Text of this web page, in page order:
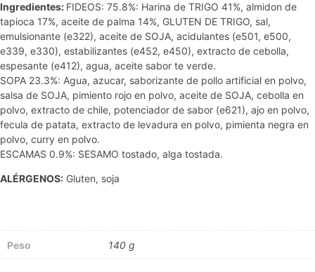
Ingredientes: FIDEOS: 75.8%: Harina de TRIGO 41%, almidon de
tapioca 17%, aceite de palma 14%, GLUTEN DE TRIGO, sal,
emulsionante (e322), aceite de SOJA, acidulantes (e501, e500,
e339, e330), estabilizantes (e452, e450), extracto de cebolla,
espesante (e412), agua, aceite sabor te verde.
SOPA 23.3%: Agua, azucar, saborizante de pollo artificial en polvo,
salsa de SOJA, pimiento rojo en polvo, aceite de SOJA, cebolla en
polvo, extracto de chile, potenciador de sabor (e621), ajo en polvo,
fecula de patata, extracto de levadura en polvo, pimienta negra en
polvo, curry en polvo.
ESCAMAS 0.9%: SESAMO tostado, alga tostada.
ALÉRGENOS: Gluten, soja
Peso 140 g